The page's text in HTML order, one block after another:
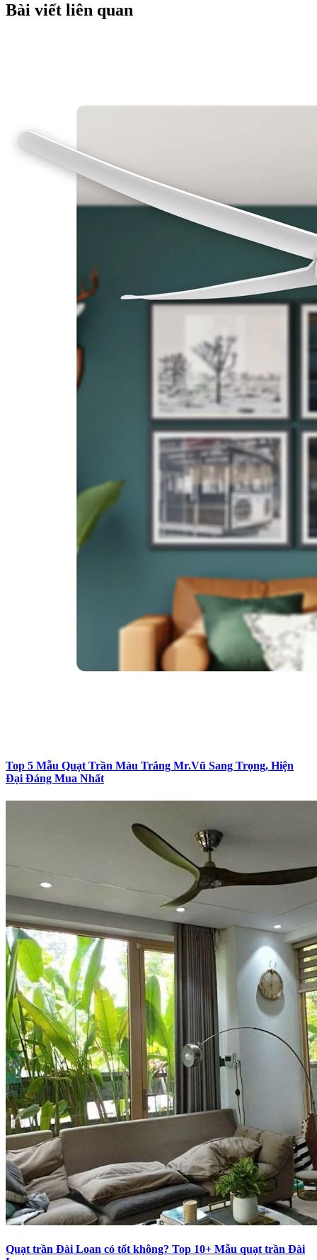
Bài viết liên quan
Top 5 Mẫu Quạt Trần Màu Trắng Mr.Vũ Sang Trọng, Hiện
Đại Đáng Mua Nhất
Quạt trần Đài Loan có tốt không? Top 10+ Mẫu quạt trần Đài